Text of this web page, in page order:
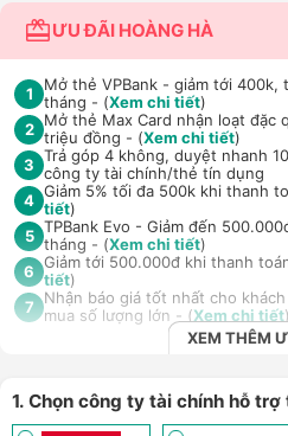
ƯU ĐÃI HOÀNG HÀ
1
Mở thẻ VPBank - giảm tới 400k,
tháng - (Xem chi tiết)
2 Mở thẻ Max Card nhận loạt đặc
triệu đồng - (Xem chi tiết)
3 Trả góp 4 không, duyệt nhanh
công ty tài chính/thẻ tín dụng
4 Giảm 5% tối đa 500k khi thanh
tiết)
5 TPBank Evo - Giảm đến
tháng - (Xem chi tiết)
6 Giảm tới 500.000đ khi thanh
tiết)
7
Nhận báo giá tốt nhất cho
mua số lượng lớn - (Xem chi tiết)
XEM THÊM
1. Chọn công ty tài chính hỗ trợ